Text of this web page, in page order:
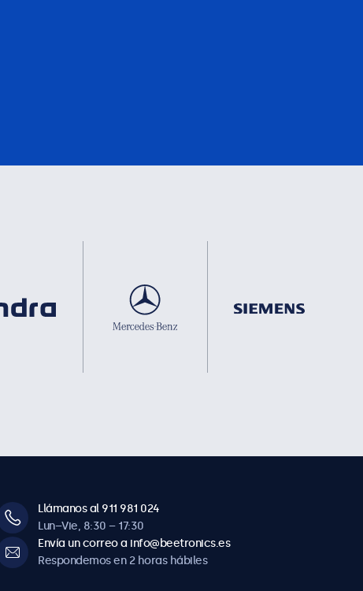
Llámanos al 911 981 024
Lun–Vie, 8:30 – 17:30
Envía un correo a info@beetronics.es
Respondemos en 2 horas hábiles